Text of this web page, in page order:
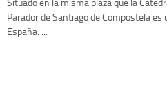
Parador de Santiago de Compostela
España. ...